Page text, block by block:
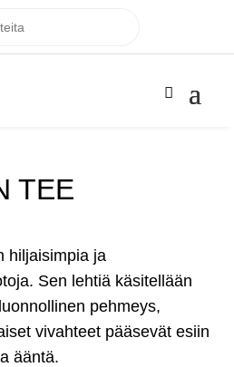
TEE
hiljaisimpia ja
Sen lehtiä käsitellään
pehmeys,
vivahteet pääsevät esiin
ääntä.